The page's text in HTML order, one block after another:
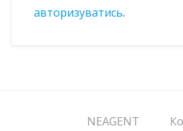
авторизуватись.
NEAGENT